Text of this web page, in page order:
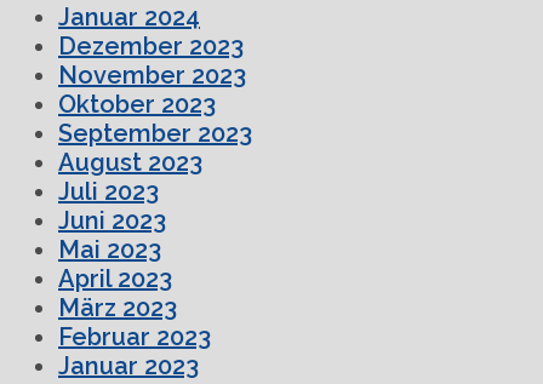
Januar 2024
Dezember 2023
November 2023
Oktober 2023
September 2023
August 2023
Juli 2023
Juni 2023
Mai 2023
April 2023
März 2023
Februar 2023
Januar 2023